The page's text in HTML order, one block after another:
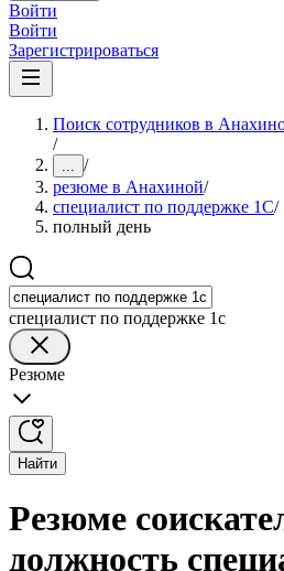
Войти
Войти
Зарегистрироваться
Поиск сотрудников в
/
... /
резюме в Анахиной/
специалист по поддержке 1С/
полный день
специалист по поддержке 1с
Резюме
Найти
Резюме
должность